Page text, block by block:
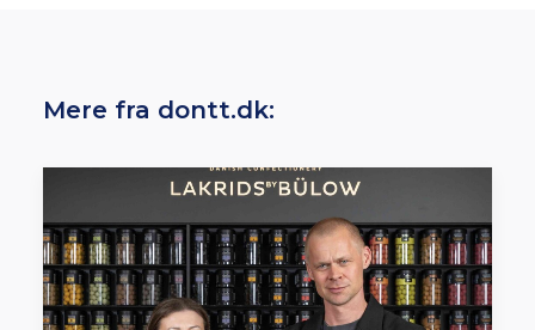
Mere fra dontt.dk: